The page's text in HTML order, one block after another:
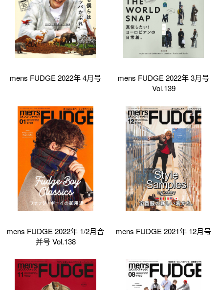
mens FUDGE 2022年 4月号
mens FUDGE 2022年 3月号
Vol.139
mens FUDGE 2022年 1/2月合
并号 Vol.138
mens FUDGE 2021年 12月号